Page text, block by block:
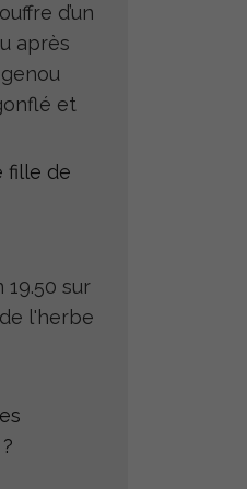
d’un
après
et
fille de
19.50 sur
l'herbe